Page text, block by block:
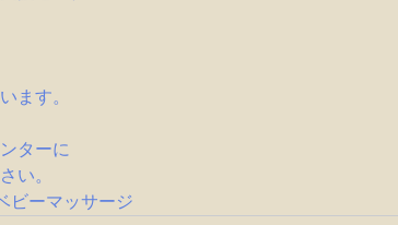
ます。
ターに
い。
マッサージ